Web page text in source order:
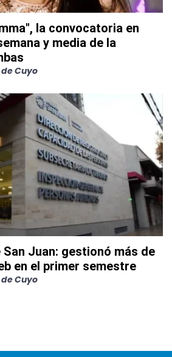
la convocatoria en
y media de la
Cuyo
Juan: gestionó más de
en el primer semestre
Cuyo